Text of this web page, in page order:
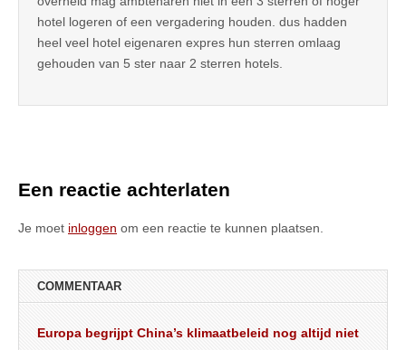
hotel logeren of een vergadering houden. dus hadden
heel veel hotel eigenaren expres hun sterren omlaag
gehouden van 5 ster naar 2 sterren hotels.
Een reactie achterlaten
Je moet inloggen om een reactie te kunnen plaatsen.
COMMENTAAR
Europa begrijpt China’s klimaatbeleid nog altijd niet